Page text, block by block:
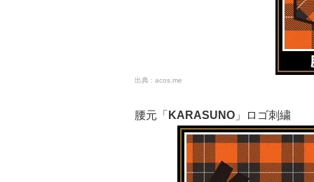
acos.me
腰元「 KARASUNO 」ロゴ刺繍